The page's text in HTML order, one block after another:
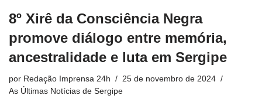
8º Xirê da Consciência Negra
promove diálogo entre memória,
ancestralidade e luta em Sergipe
por Redação Imprensa 24h
25 de novembro de 2024
As Últimas Notícias de Sergipe